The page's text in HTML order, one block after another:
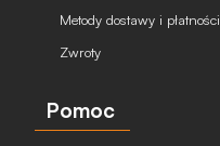
Metody dostawy i płatności
Zwroty
Pomoc